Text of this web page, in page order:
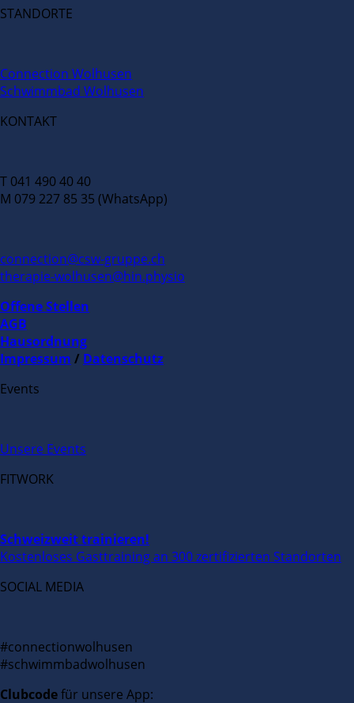
STANDORTE
Connection Wolhusen
Schwimmbad Wolhusen
KONTAKT
T 041 490 40 40
M 079 227 85 35 (WhatsApp)
connection@csw-gruppe.ch
therapie-wolhusen@hin.physio
Offene Stellen
AGB
Hausordnung
Impressum / Datenschutz
Events
Unsere Events
FITWORK
Schweizweit trainieren!
Kostenloses Gasttraining an 300 zertifizierten Standorten
SOCIAL MEDIA
#connectionwolhusen
#schwimmbadwolhusen
Clubcodefür unsere App: